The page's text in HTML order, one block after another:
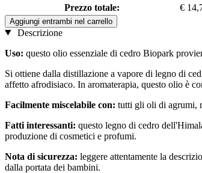
Prezzo totale:
€
Aggiungi entrambi nel carrello
Descrizione
Uso: questo olio essenziale di cedro Biopark
Si ottiene dalla distillazione a vapore di legno di
affetto afrodisiaco. In aromaterapia, questo olio è
Facilmente miscelabile con: tutti gli oli di agrumi,
Fatti interessanti: questo legno di cedro
produzione di cosmetici e profumi.
Nota di sicurezza: leggere attentamente la
dalla portata dei bambini.